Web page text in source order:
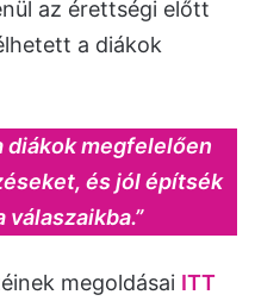
az érettségi előtt
a diákok
diákok megfelelően
és jól építsék
válaszaikba.”
megoldásai ITT